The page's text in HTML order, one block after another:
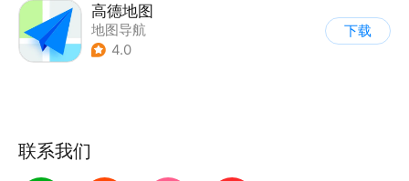
高德地图
地图导航
4.0
下载
联系我们